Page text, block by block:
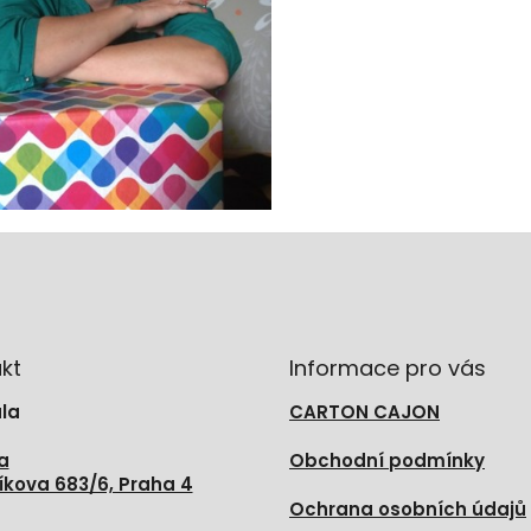
683/6, Praha 4
Informace pro vás
CARTON CAJON
Obchodní podmínky
Ochrana osobních údajů